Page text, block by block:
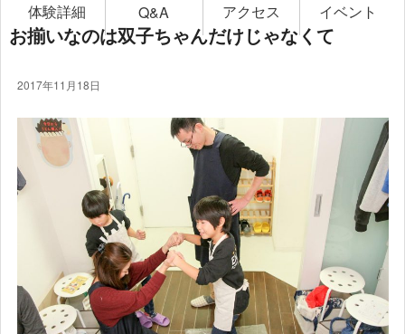
体験詳細 Q&A アクセス イベント
お揃いなのは双子ちゃんだけじゃなくて
2017年11月18日